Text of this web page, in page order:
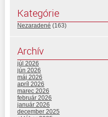
Kategórie
Nezaradené (163)
Archív
júl 2026
jún 2026
máj 2026
apríl 2026
marec 2026
február 2026
január 2026
december 2025